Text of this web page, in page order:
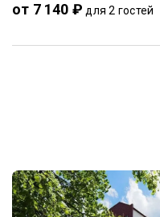
от 7 140 ₽ для 2 гостей